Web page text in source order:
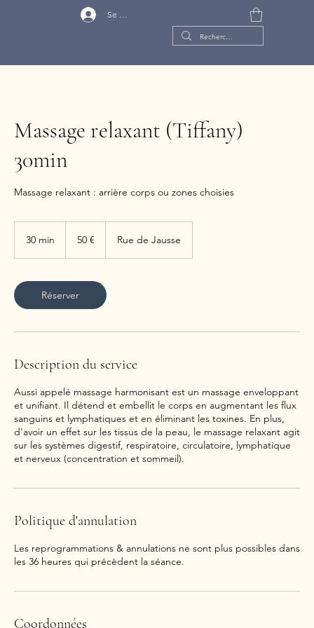
Se connecter
Massage relaxant (Tiffany)
30min
Massage relaxant : arrière corps ou zones choisies
30 min
i
n
50 € Rue de Jausse
Réserver
Description du service
Aussi appelé massage harmonisant est un massage enveloppant
et unifiant. Il détend et embellit le corps en augmentant les flux
sanguins et lymphatiques et en éliminant les toxines. En plus,
d'avoir un effet sur les tissus de la peau, le massage relaxant agit
sur les systèmes digestif, respiratoire, circulatoire, lymphatique
et nerveux (concentration et sommeil).
Politique d'annulation
Les reprogrammations & annulations ne sont plus possibles dans
les 36 heures qui précèdent la séance.
Coordonnées